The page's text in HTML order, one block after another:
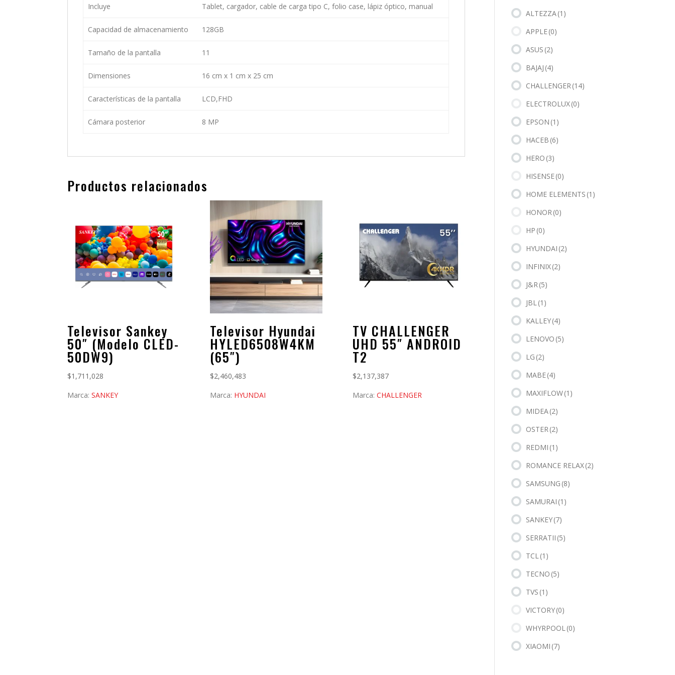
Incluye Tablet, cargador, cable de carga tipo C, folio case, lápiz óptico, manual
Capacidad de almacenamiento 128GB
Tamaño de la pantalla 11
Dimensiones 16 cm x 1 cm x 25 cm
Características de la pantalla LCD,FHD
Cámara posterior 8 MP
Productos relacionados
Televisor Sankey
50″ (Modelo CLED-
50DW9)
$1,711,028
Marca:SANKEY
Televisor Hyundai
HYLED6508W4KM
(65″)
$2,460,483
Marca: HYUNDAI
TV CHALLENGER
UHD 55″ ANDROID
T2
$2,137,387
Marca: CHALLENGER
ALTEZZA(1)
APPLE(0)
ASUS (2)
BAJAJ (4)
CHALLENGER(14)
ELECTROLUX(0)
EPSON (1)
HACEB (6)
HERO (3)
HISENSE(0)
HOME ELEMENTS (1)
HONOR(0)
HP (0)
HYUNDAI (2)
INFINIX(2)
J&R(5)
JBL(1)
KALLEY(4)
LENOVO (5)
LG (2)
MABE(4)
MAXIFLOW(1)
MIDEA(2)
OSTER(2)
REDMI (1)
ROMANCE RELAX(2)
SAMSUNG (8)
SAMURAI (1)
SANKEY(7)
SERRATII (5)
TCL(1)
TECNO (5)
TVS (1)
VICTORY(0)
WHYRPOOL(0)
XIAOMI (7)